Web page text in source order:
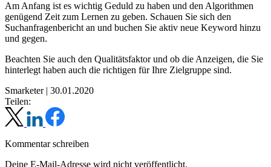
Am Anfang ist es wichtig Geduld zu haben und den Algorithmen
genügend Zeit zum Lernen zu geben. Schauen Sie sich den
Suchanfragenbericht an und buchen Sie aktiv neue Keyword hinzu
und gegen.
Beachten Sie auch den Qualitätsfaktor und ob die Anzeigen, die Sie
hinterlegt haben auch die richtigen für Ihre Zielgruppe sind.
Smarketer| 30.01.2020
Teilen:
Kommentar schreiben
Deine E-Mail-Adresse wird nicht veröffentlicht.